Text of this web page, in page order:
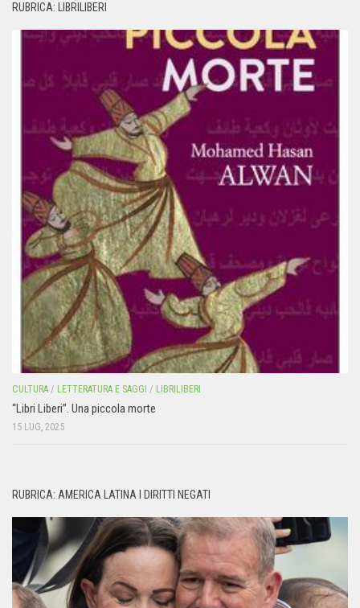
RUBRICA: LIBRILIBERI
CULTURA / LETTERATURA E SAGGI / LIBRILIBERI
“Libri Liberi”. Una piccola morte
15 LUG, 2025
RUBRICA: AMERICA LATINA I DIRITTI NEGATI